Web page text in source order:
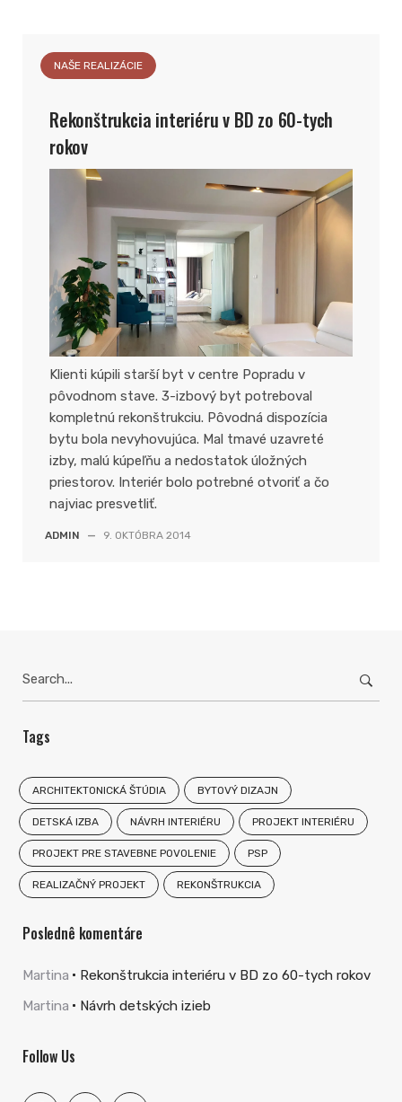
NAŠE REALIZÁCIE
Rekonštrukcia interiéru v BD zo 60-tych
rokov
Klienti kúpili starší byt v centre Popradu v
pôvodnom stave. 3-izbový byt potreboval
kompletnú rekonštrukciu. Pôvodná dispozícia
bytu bola nevyhovujúca. Mal tmavé uzavreté
izby, malú kúpeľňu a nedostatok úložných
priestorov. Interiér bolo potrebné otvoriť a čo
najviac presvetliť.
ADMIN — 9. OKTÓBRA 2014
for:
Tags
ARCHITEKTONICKÁ ŠTÚDIA BYTOVÝ DIZAJN
DETSKÁ IZBA NÁVRH INTERIÉRU PROJEKT INTERIÉRU
PROJEKT PRE STAVEBNE POVOLENIE PSP
REALIZAČNÝ PROJEKT REKONŠTRUKCIA
Poslednê komentáre
Martina
Rekonštrukcia interiéru v BD zo 60-tych rokov
Martina
Návrh detských izieb
Follow Us